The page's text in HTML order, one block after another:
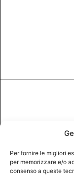
Per fornire le migliori
per memorizzare e/o
consenso a queste